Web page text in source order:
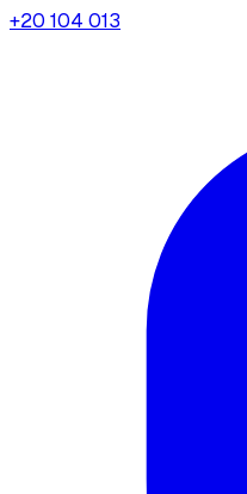
+20 104 013